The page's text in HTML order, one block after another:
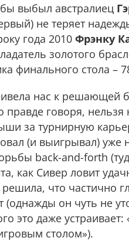
выбыл австралиец
не теряет
года 2010 Фрэнку
золотого
финального стола –
нас к решающей
говоря, нельзя
за турнирную
(и выигрывал)
back-and-forth
как Сивер ловит
решила, что частично
(однажды он чуть не
это даже
столом»).